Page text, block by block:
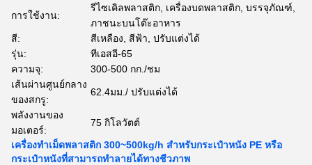
การใช้งาน:
รีไซเคิลพลาสติก, เครื่องบดพลาสติก, บรรจุภัณฑ์,
ภาชนะบนโต๊ะอาหาร
สี:
สีเหลือง, สีฟ้า, ปรับแต่งได้
รุ่น:
ทีเอสอี-65
ความจุ:
300-500 กก./ชม
เส้นผ่านศูนย์กลาง
ของสกรู:
62.4มม./ ปรับแต่งได้
พลังงานของ
มอเตอร์:
75 กิโลวัตต์
เครื่องทําเม็ดพลาสติก 300~500kg/h สําหรับกระเป๋าหนัง PE หรือ
กระเป๋าหนังที่สามารถทําลายได้ทางชีวภาพ